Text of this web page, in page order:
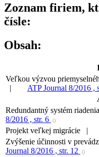
Zoznam firiem,
čísle:
Obsah:
Veľkou výzvou
|
ATP Journal 8/2016 ,
Redundantný systém
8/2016 , str. 6
()
Projekt veľkej migrácie |
Zvýšenie účinnosti v
Journal 8/2016 , str. 12
()